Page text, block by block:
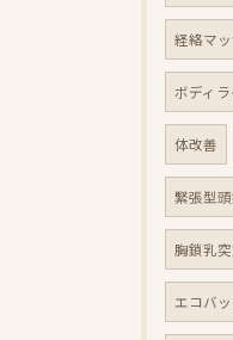
経絡マ
ボディ
体改善
緊張型
胸鎖乳
エコバッ